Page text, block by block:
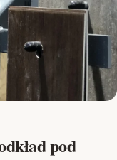
pod